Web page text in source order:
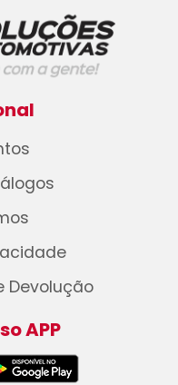
Devolução
APP